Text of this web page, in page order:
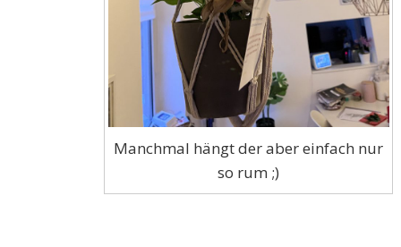
Manchmal hängt der aber einfach nur
so rum ;)